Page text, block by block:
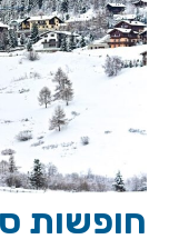
חופשות